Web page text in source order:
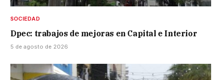
SOCIEDAD
Dpec: trabajos de mejoras en Capital e Interior
5 de agosto de 2026